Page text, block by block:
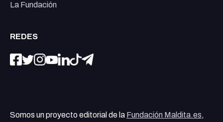
La Fundación
REDES
Somos un proyecto editorial de la Fundación Maldita.es,